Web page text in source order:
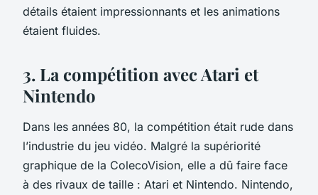
détails étaient impressionnants et les animations
étaient fluides.
3. La compétition avec Atari et
Nintendo
Dans les années 80, la compétition était rude dans
l’industrie du jeu vidéo. Malgré la supériorité
graphique de la ColecoVision, elle a dû faire face
à des rivaux de taille : Atari et Nintendo. Nintendo,